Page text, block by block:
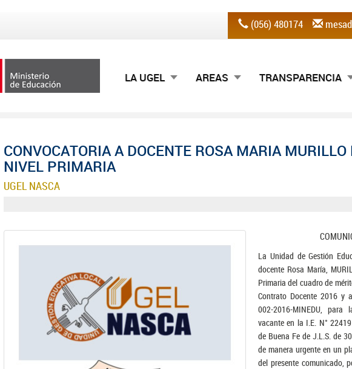
(056) 480174
LA UGEL AREAS TRANSPARENCIA
CONVOCATORIA A DOCENTE ROSA MARIA
NIVEL PRIMARIA
UGEL NASCA
La Unidad de Gestión
docente Rosa María,
Primaria del cuadro de
Contrato Docente 2016 y
002-2016-MINEDU,
vacante en la I.E. N°
de Buena Fe de J.L.S. de
de manera urgente en un
del presente comunicado,